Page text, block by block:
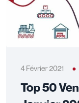
4 Février 2021
Top 50